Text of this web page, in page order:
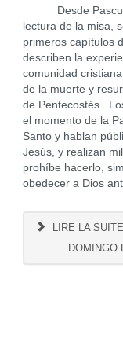
Desde Pascua,
lectura de la misa,
primeros capítulos
describen la
comunidad
de la muerte y
de Pentecostés.
el momento de la
Santo y hablan
Jesús, y realizan
prohíbe hacerlo,
obedecer a Dios
LIRE LA
DOMINGO